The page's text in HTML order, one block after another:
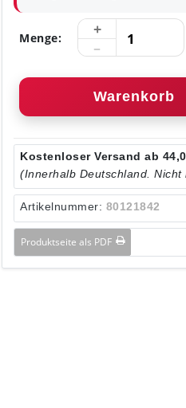
Menge:
Warenkorb
Kostenloser Versand ab
(Innerhalb Deutschland.
Artikelnummer: 80121842
Produktseite als PDF